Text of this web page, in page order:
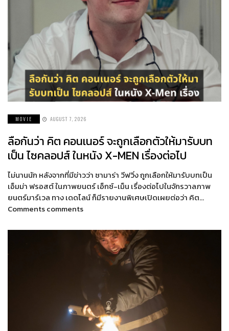
MOVIE AUGUST 7, 2026
ลือกันว่า คิต คอนเนอร์ จะถูกเลือกตัวให้มารับบท
เป็น ไซคลอปส์ ในหนัง X-MEN เรื่องต่อไป
ไม่นานนัก หลังจากที่มีข่าวว่า ซามาร่า วีฟวิ่ง ถูกเลือกให้มารับบทเป็น
เอ็มม่า ฟรอสต์ ในภาพยนตร์ เอ็กซ์-เม็น เรื่องต่อไปในจักรวาลภาพ
ยนตร์มาร์เวล ทาง เดดไลน์ ก็มีรายงานพิเศษเปิดเผยต่อว่า คิต…
Comments comments